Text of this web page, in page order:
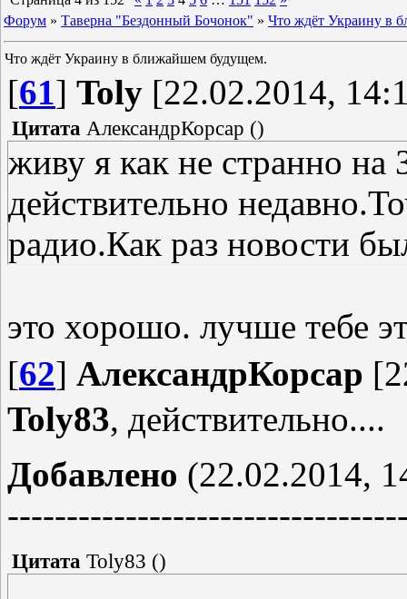
Форум » Таверна "Бездонный Бочонок" » Что ждёт Украину в
Что ждёт Украину в ближайшем будущем.
[61] Toly [22.02.2014,
Цитата АлександрКорсар ()
живу я как не странно на
действительно
радио.Как раз новости
это хорошо. лучше тебе
[62] АлександрКорсар
Toly83, действительно....
Добавлено (22.02.2014,
Цитата Toly83 ()